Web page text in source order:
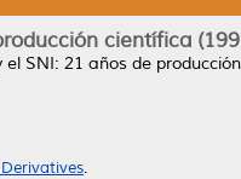
científica
el SNI: 21 años de
.